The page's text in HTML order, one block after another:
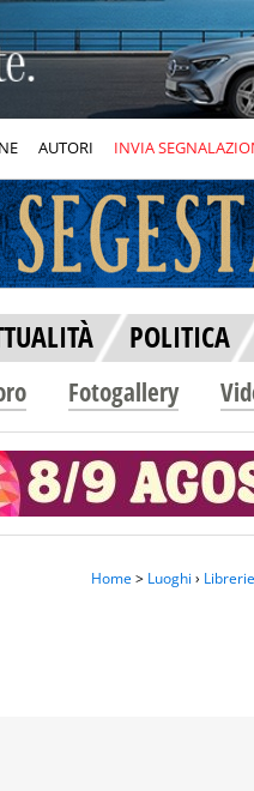
AUTORI INVIA
POLITICA
Fotogallery
Home> Luoghi ›